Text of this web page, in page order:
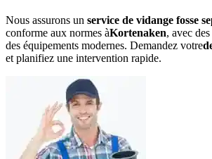
Nous assurons un service de vidange fosse
conforme aux normes àKortenaken, avec
des équipements modernes. Demandez votre
et planifiez une intervention rapide.